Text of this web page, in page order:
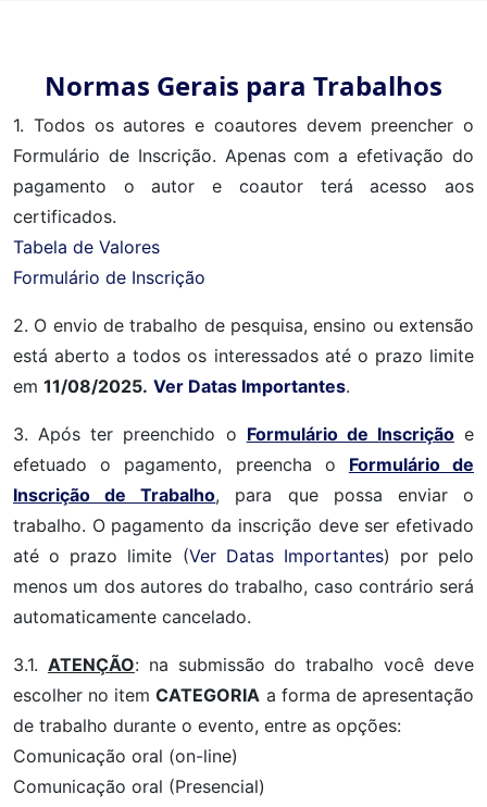
Normas Gerais para Trabalhos
1. Todos os autores e coautores devem preencher o
Formulário de Inscrição. Apenas com a efetivação do
pagamento o autor e coautor terá acesso aos
certificados.
Tabela de Valores
Formulário de Inscrição
2. O envio de trabalho de pesquisa, ensino ou extensão
está aberto a todos os interessados até o prazo limite
em 11/08/2025. Ver Datas Importantes.
3. Após ter preenchido o Formulário de Inscriçãoe
efetuado o pagamento, preencha o Formulário de
Inscrição de Trabalho, para que possa enviar o
trabalho. O pagamento da inscrição deve ser efetivado
até o prazo limite (Ver Datas Importantes) por pelo
menos um dos autores do trabalho, caso contrário será
automaticamente cancelado.
3.1. ATENÇÃO: na submissão do trabalho você deve
escolher no itemCATEGORIA a forma de apresentação
de trabalho durante o evento, entre as opções:
Comunicação oral (on-line)
Comunicação oral (Presencial)